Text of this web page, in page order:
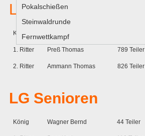
Pokalschießen
Steinwaldrunde
Fernwettkampf
LG Schützen
König Vogl Johannes
1. Ritter Preß Thomas 789 Teiler
2. Ritter Ammann Thomas 826 Teiler
LG Senioren
König Wagner Bernd 44 Teiler